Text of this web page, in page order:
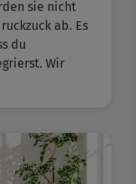
sie nicht
ab. Es
du
Wir